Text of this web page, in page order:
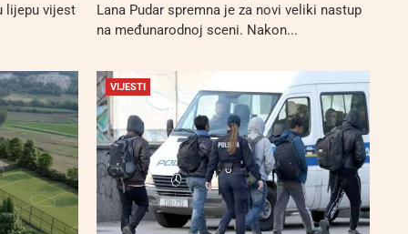
lijepu vijest
Lana Pudar spremna je za novi veliki nastup
na međunarodnoj sceni. Nakon...
VIJESTI